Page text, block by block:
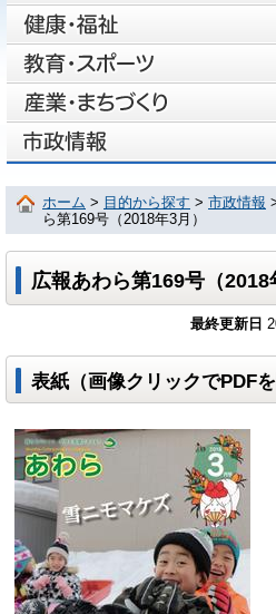
ホーム > 目的から探す > 市政情報
ら第169号（2018年3月）
広報あわら第169号（2018
最終更新日
表紙（画像クリックでPDFを